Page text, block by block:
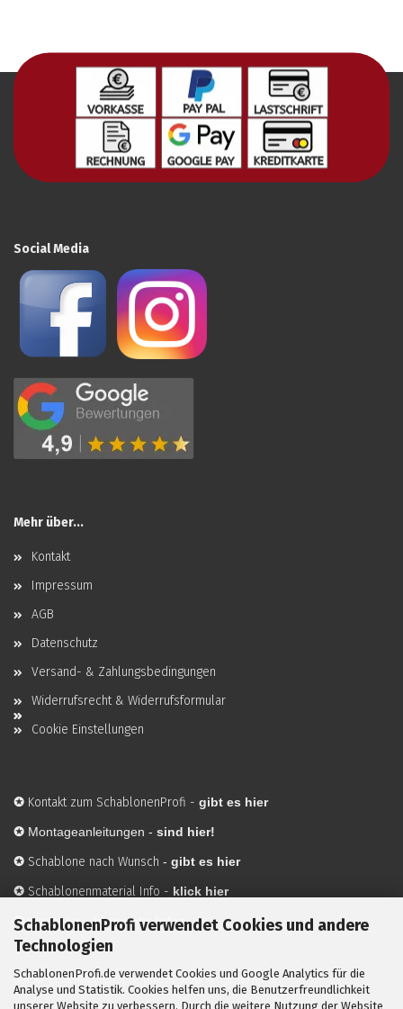
SchablonenProfi verwendet Cookies und andere
Technologien
SchablonenProfi.de verwendet Cookies und Google Analytics für die
Analyse und Statistik. Cookies helfen uns, die Benutzerfreundlichkeit
unserer Website zu verbessern. Durch die weitere Nutzung der Website
Social Media
Mehr über...
Kontakt
Impressum
AGB
Datenschutz
Versand- & Zahlungsbedingungen
Widerrufsrecht & Widerrufsformular
Cookie Einstellungen
✪ Kontakt zum SchablonenProfi - gibt es hier
✪ Montageanleitungen - sind hier!
✪ Schablone nach Wunsch - gibt es hier
✪ Schablonenmaterial Info - klick hier
✪Hersteller-hier mehr Infos
Mit ✪ gekennzeichnete Bilder sind KI-generierte